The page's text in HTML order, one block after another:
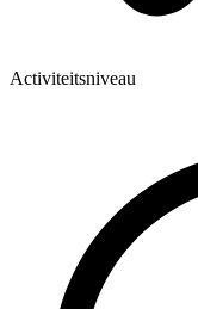
Activiteitsniveau